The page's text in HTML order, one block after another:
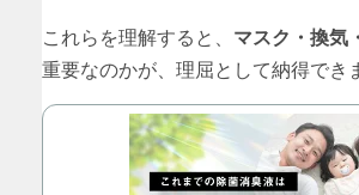
これらを理解すると、 マスク・換気
重要なのかが、理屈として納得でき